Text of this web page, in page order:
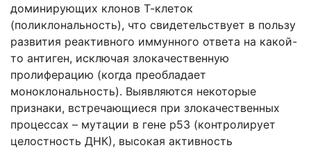
доминирующих клонов Т-клеток
(поликлональность), что свидетельствует в пользу
развития реактивного иммунного ответа на какой-
то антиген, исключая злокачественную
пролиферацию (когда преобладает
моноклональность). Выявляются некоторые
признаки, встречающиеся при злокачественных
процессах – мутации в гене р53 (контролирует
целостность ДНК), высокая активность